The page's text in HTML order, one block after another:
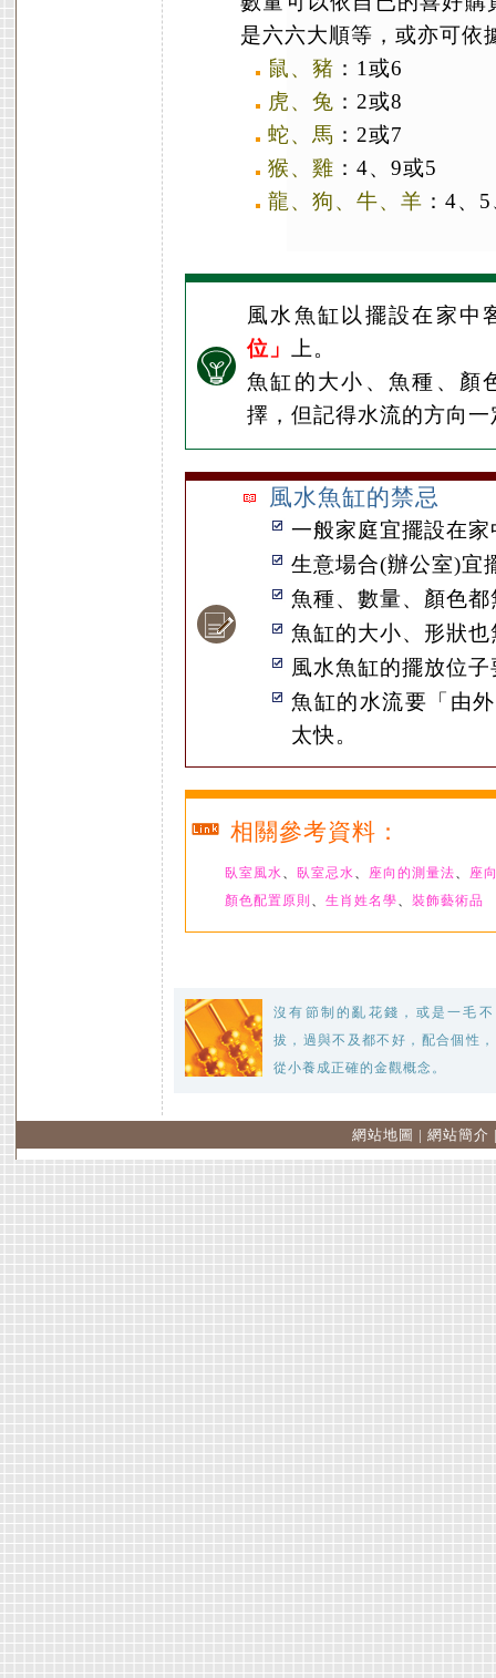
是六六大順等，或亦可依
鼠、豬 ：1或6
虎、兔 ：2或8
蛇、馬 ：2或7
猴、雞 ：4、9或5
龍、狗、牛、羊 ：4、
風水魚缸以擺設在家中
位」
上。
魚缸的大小、魚種、顏
擇，但記得水流的方向一
風水魚缸的禁忌
一般家庭宜擺設在
生意場合(辦公室)宜
魚種、數量、顏色
魚缸的大小、形狀
風水魚缸的擺放位
魚缸的水流要「由
太快。
相關參考資料：
臥室風水、 臥室忌水、 座向的測量法、 座
顏色配置原則 、 生肖姓名學、 裝飾藝術品
沒有節制的亂花錢，或是一毛不
拔，過與不及都不好，配合個性，
從小養成正確的金觀概念。
網站地圖 | 網站簡介